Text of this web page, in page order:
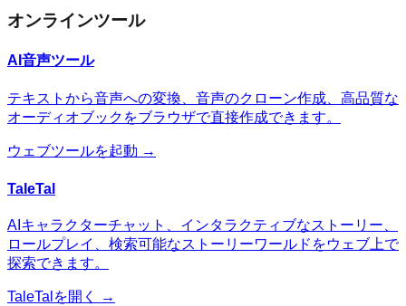
オンラインツール
AI音声ツール
テキストから音声への変換、音声のクローン作成、高品質な
オーディオブックをブラウザで直接作成できます。
ウェブツールを起動 →
TaleTal
AIキャラクターチャット、インタラクティブなストーリー、
ロールプレイ、検索可能なストーリーワールドをウェブ上で
探索できます。
TaleTalを開く →